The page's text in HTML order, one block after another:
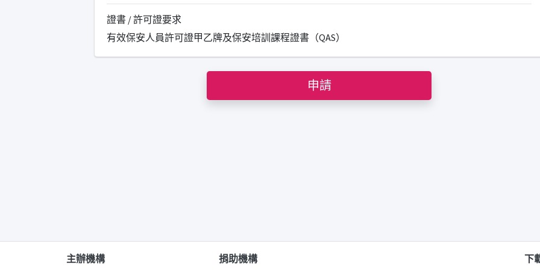
證書 / 許可證要求
有效保安人員許可證甲乙牌及保安培訓課程證書（QAS）
申請
主辦機構 捐助機構 下